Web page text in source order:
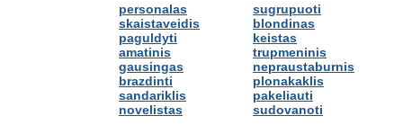
personalas
skaistaveidis
paguldyti
amatinis
gausingas
brazdinti
sandariklis
novelistas
sugrupuoti
blondinas
keistas
trupmeninis
nepraustaburnis
plonakaklis
pakeliauti
sudovanoti